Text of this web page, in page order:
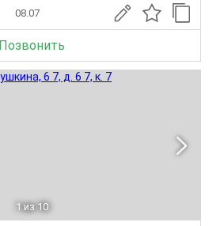
08.07
Позвонить
1 из 10